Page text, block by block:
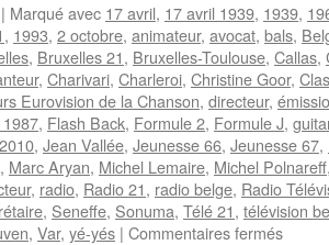
| Marqué avec 17 avril, 17 avril 1939, 1939,
, 1993, 2 octobre, animateur, avocat, bals,
, Bruxelles 21, Bruxelles-Toulouse, Callas,
, Charivari, Charleroi, Christine Goor,
Eurovision de la Chanson, directeur,
, Flash Back, Formule 2, Formule J,
, Jean Vallée, Jeunesse 66, Jeunesse 67,
, Marc Aryan, Michel Lemaire, Michel Polnareff
, radio, Radio 21, radio belge, Radio
, Seneffe, Sonuma, Télé 21, télévision
, Var, yé-yés | Commentaires ferméssur